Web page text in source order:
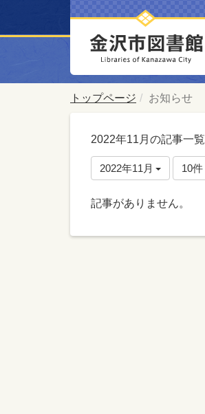
トップページ お知らせ
2022年11月の記事一覧
2022年11月 10件
記事がありません。